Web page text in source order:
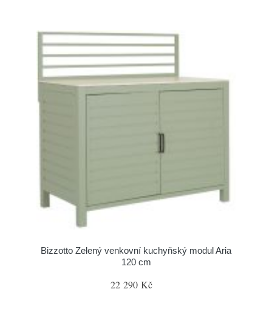
Bizzotto Zelený venkovní kuchyňský modul Aria
120 cm
22 290 Kč